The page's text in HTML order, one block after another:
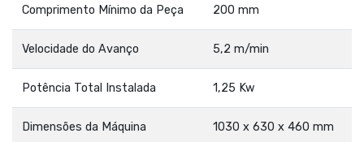
Comprimento Mínimo da Peça 200 mm
Velocidade do Avanço 5,2 m/min
Potência Total Instalada 1,25 Kw
Dimensões da Máquina 1030 x 630 x 460 mm